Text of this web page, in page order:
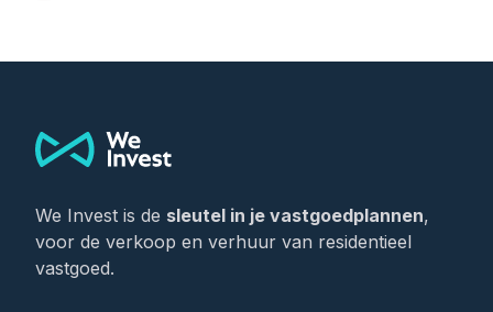
We Invest is de sleutel in je vastgoedplannen,
voor de verkoop en verhuur van residentieel
vastgoed.